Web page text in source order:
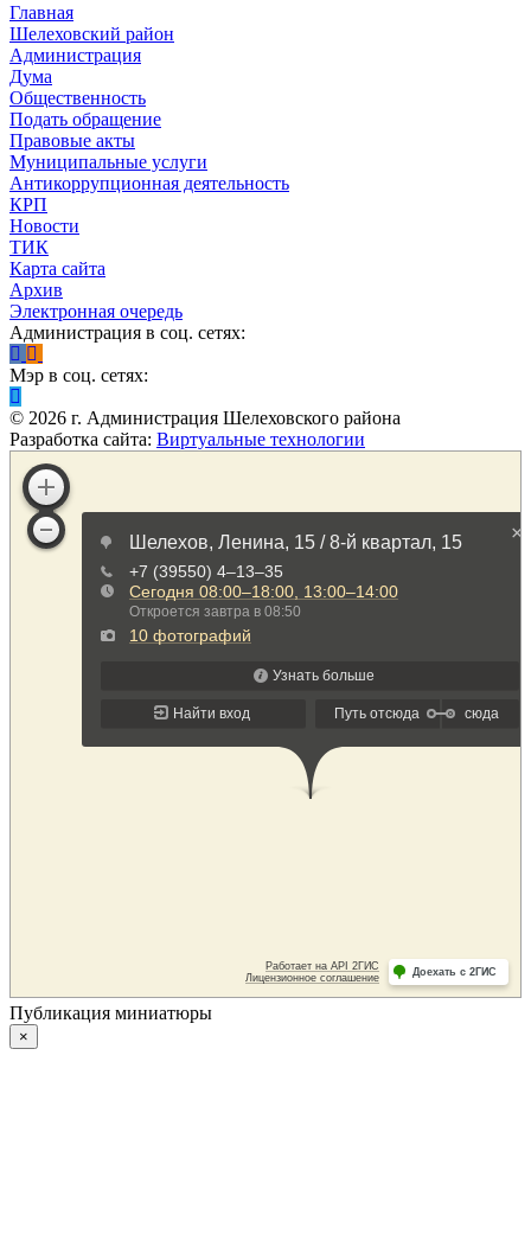
Главная
Шелеховский район
Администрация
Дума
Общественность
Подать обращение
Правовые акты
Муниципальные услуги
Антикоррупционная деятельность
КРП
Новости
ТИК
Карта сайта
Архив
Электронная очередь
Администрация в соц. сетях:
Мэр в соц. сетях:
© 2026 г. Администрация Шелеховского района
Разработка сайта: Виртуальные технологии
Публикация миниатюры
×